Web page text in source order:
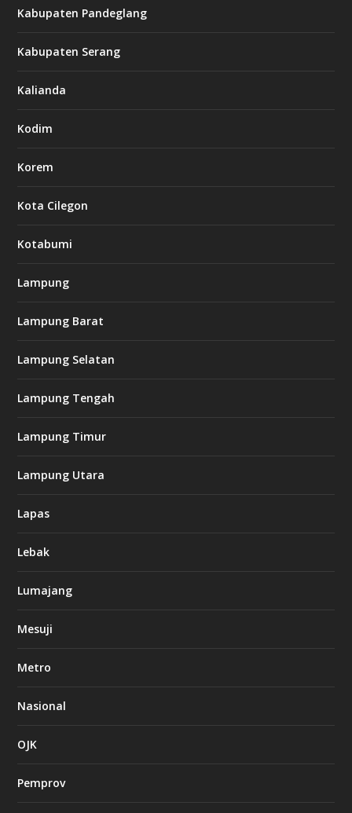
Kabupaten Pandeglang
Kabupaten Serang
Kalianda
Kodim
Korem
Kota Cilegon
Kotabumi
Lampung
Lampung Barat
Lampung Selatan
Lampung Tengah
Lampung Timur
Lampung Utara
Lapas
Lebak
Lumajang
Mesuji
Metro
Nasional
OJK
Pemprov